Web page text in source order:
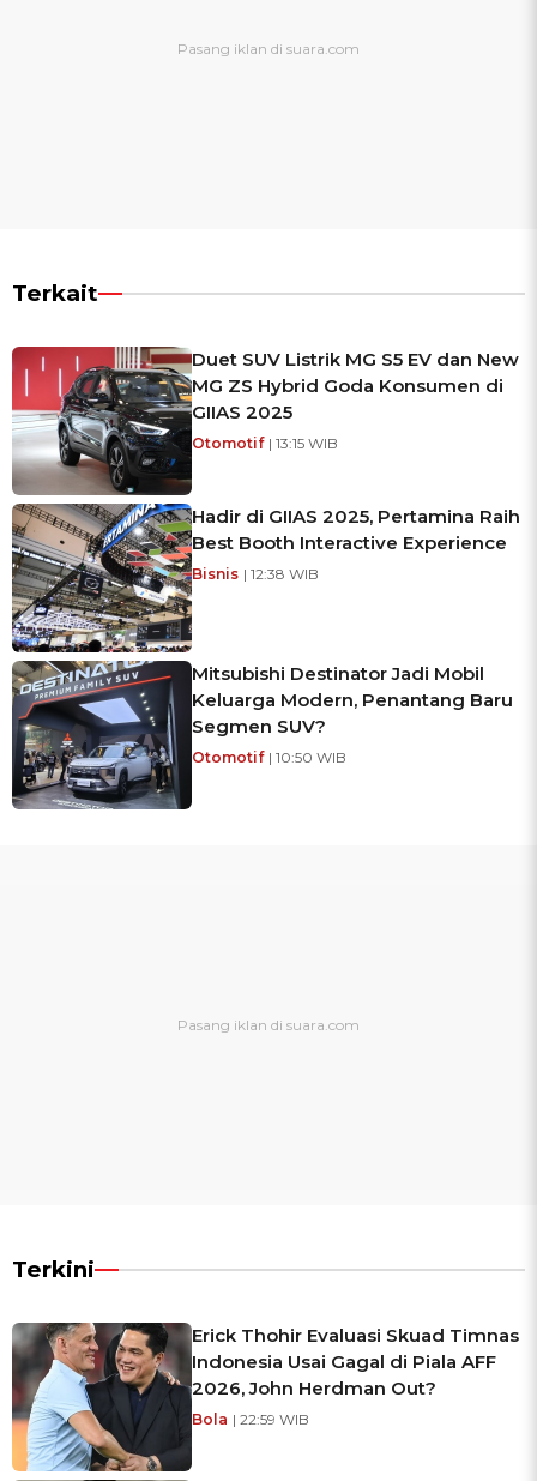
Terkait
Duet SUV Listrik MG S5 EV dan New
MG ZS Hybrid Goda Konsumen di
GIIAS 2025
Otomotif | 13:15 WIB
Hadir di GIIAS 2025, Pertamina Raih
Best Booth Interactive Experience
Bisnis | 12:38 WIB
Mitsubishi Destinator Jadi Mobil
Keluarga Modern, Penantang Baru
Segmen SUV?
Otomotif | 10:50 WIB
Terkini
Erick Thohir Evaluasi Skuad Timnas
Indonesia Usai Gagal di Piala AFF
2026, John Herdman Out?
Bola | 22:59 WIB